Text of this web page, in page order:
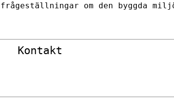
om den byggda
Kontakt